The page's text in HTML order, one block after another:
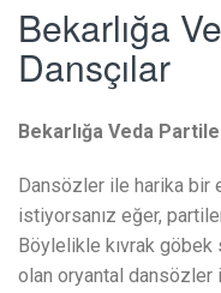
Bekarlığa
Dansçılar
Bekarlığa Veda
Dansözler ile harika bir
istiyorsanız eğer,
Böylelikle kıvrak
olan oryantal